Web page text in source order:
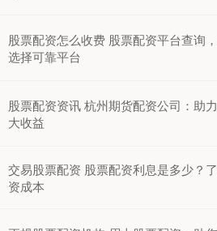
股票配资怎么收费 股票配资平台查询
选择可靠平台
股票配资资讯 杭州期货配资公司：助
大收益
交易股票配资 股票配资利息是多少？
资成本